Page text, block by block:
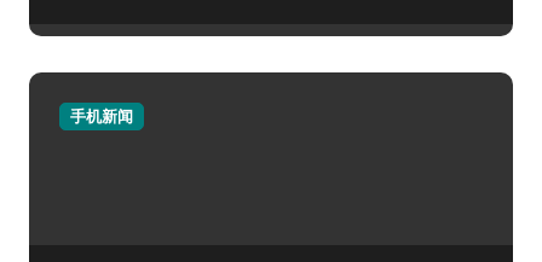
手机新闻